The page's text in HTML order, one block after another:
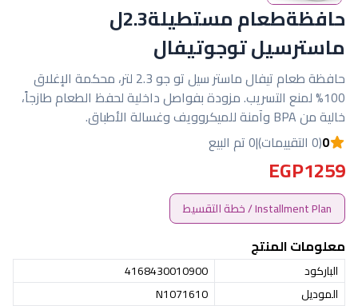
حافظةطعام مستطيلة2.3ل
ماسترسيل توجوتيفال
حافظة طعام تيفال ماستر سيل تو جو 2.3 لتر، محكمة الإغلاق
100% لمنع التسريب. مزودة بفواصل داخلية لحفظ الطعام طازجاً،
خالية من BPA وآمنة للميكروويف وغسالة الأطباق.
0(0 التقييمات) |0 تم البيع
EGP1259
Installment Plan / خطة التقسيط
معلومات المنتج
الباركود
4168430010900
الموديل
N1071610